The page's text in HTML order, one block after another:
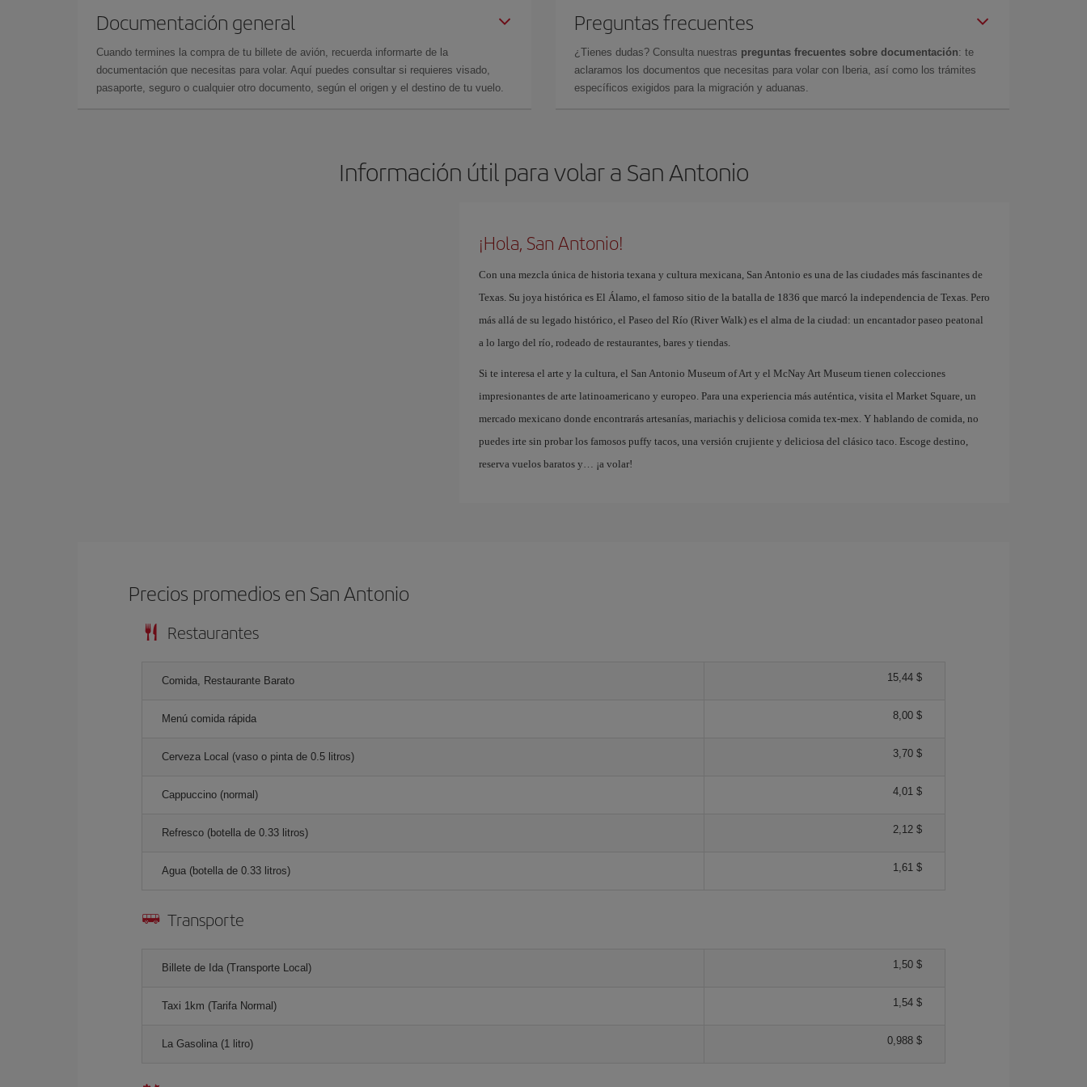
Documentación general
Cuando termines la compra de tu billete de avión, recuerda informarte de la
documentación que necesitas para volar. Aquí puedes consultar si requieres visado,
pasaporte, seguro o cualquier otro documento, según el origen y el destino de tu vuelo.
Preguntas frecuentes
¿Tienes dudas? Consulta nuestras preguntas frecuentes sobre documentación: te
aclaramos los documentos que necesitas para volar con Iberia, así como los trámites
específicos exigidos para la migración y aduanas.
Información útil para volar a San Antonio
¡Hola, San Antonio!
Con una mezcla única de historia texana y cultura mexicana, San Antonio es una de las ciudades más fascinantes de
Texas. Su joya histórica es El Álamo, el famoso sitio de la batalla de 1836 que marcó la independencia de Texas. Pero
más allá de su legado histórico, el Paseo del Río (River Walk) es el alma de la ciudad: un encantador paseo peatonal
a lo largo del río, rodeado de restaurantes, bares y tiendas.
Si te interesa el arte y la cultura, el San Antonio Museum of Art y el McNay Art Museum tienen colecciones
impresionantes de arte latinoamericano y europeo. Para una experiencia más auténtica, visita el Market Square, un
mercado mexicano donde encontrarás artesanías, mariachis y deliciosa comida tex-mex. Y hablando de comida, no
puedes irte sin probar los famosos puffy tacos, una versión crujiente y deliciosa del clásico taco. Escoge destino,
reserva vuelos baratos y… ¡a volar!
Precios promedios en San Antonio
Restaurantes
Comida, Restaurante Barato 15,44 $
Menú comida rápida 8,00 $
Cerveza Local (vaso o pinta de 0.5 litros) 3,70 $
Cappuccino (normal) 4,01 $
Refresco (botella de 0.33 litros) 2,12 $
Agua (botella de 0.33 litros) 1,61 $
Transporte
Billete de Ida (Transporte Local) 1,50 $
Taxi 1km (Tarifa Normal) 1,54 $
La Gasolina (1 litro) 0,988 $